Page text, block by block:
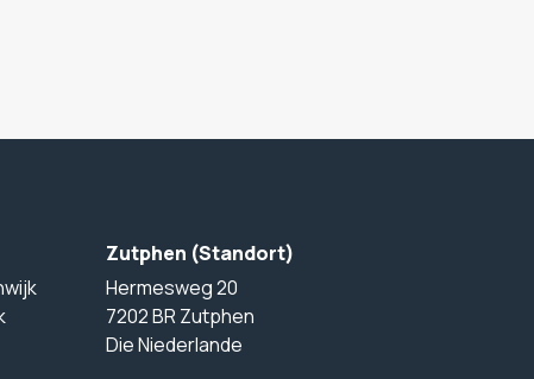
Zutphen (Standort)
Hermesweg 20
7202 BR Zutphen
Die Niederlande